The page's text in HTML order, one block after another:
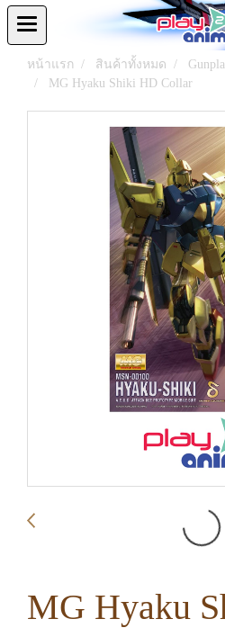
หน้าแรก สินค้าทั้งหมด Gunpla
MG Hyaku Shiki HD Collar
MG Hyaku